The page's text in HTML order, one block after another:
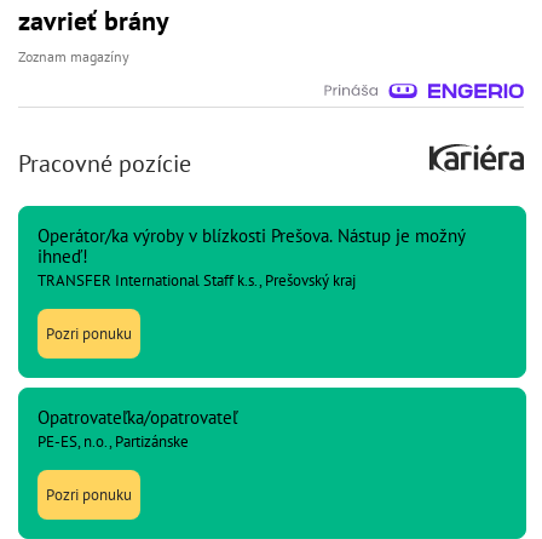
zavrieť brány
Zoznam magazíny
Pracovné pozície
Operátor/ka výroby v blízkosti Prešova. Nástup je možný
ihneď!
TRANSFER International Staff k.s., Prešovský kraj
Pozri ponuku
Opatrovateľka/opatrovateľ
PE-ES, n.o., Partizánske
Pozri ponuku